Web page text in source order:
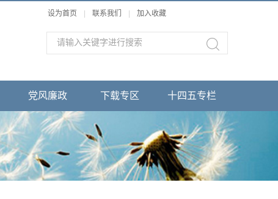
设为首页 联系我们 加入收藏
党风廉政 下载专区 十四五专栏